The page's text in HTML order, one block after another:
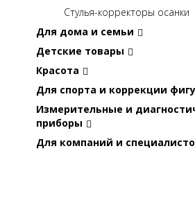
Стулья-корректоры осанки
Для дома и семьи
Детские товары
Красота
Для спорта и коррекции
Измерительные и
приборы
Для компаний и